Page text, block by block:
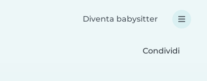
Diventa babysitter
Condividi